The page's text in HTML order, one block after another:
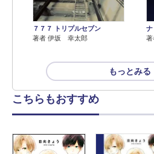
７７７ トリプルセブン
著者 伊坂 幸太郎
ナ
もっとみる
こちらもおすすめ